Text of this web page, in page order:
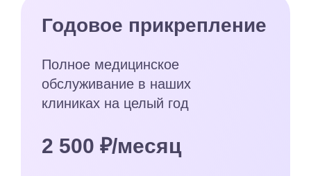
Годовое прикрепление
Полное медицинское
обслуживание в наших
клиниках на целый год
2 500 ₽/месяц